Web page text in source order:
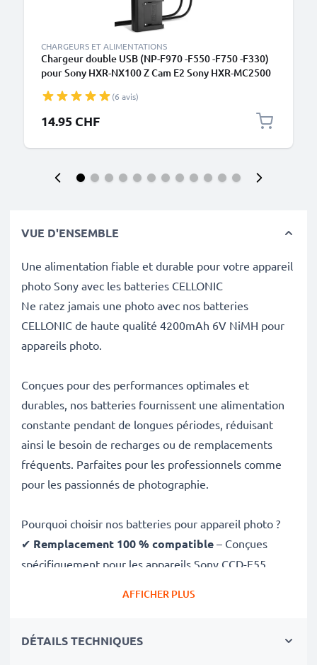
CHARGEURS ET ALIMENTATIONS
Chargeur double USB (NP-F970 -F550 -F750 -F330)
pour Sony HXR-NX100 Z Cam E2 Sony HXR-MC2500
Câble USB de CELLONIC
(6 avis)
14.95 CHF
VUE D'ENSEMBLE
Une alimentation fiable et durable pour votre appareil
photo Sony avec les batteries CELLONIC
Ne ratez jamais une photo avec nos batteries
CELLONIC de haute qualité 4200mAh 6V NiMH pour
appareils photo.
Conçues pour des performances optimales et
durables, nos batteries fournissent une alimentation
constante pendant de longues périodes, réduisant
ainsi le besoin de recharges ou de remplacements
fréquents. Parfaites pour les professionnels comme
pour les passionnés de photographie.
Pourquoi choisir nos batteries pour appareil photo ?
✔ Remplacement 100 % compatible – Conçues
spécifiquement pour les appareils Sony CCD-F55,
4200mAh 6V pour de longues séances photo avec
AFFICHER PLUS
DÉTAILS TECHNIQUES